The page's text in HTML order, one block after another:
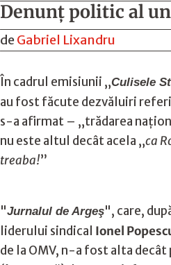
Denunţ politic al
de Gabriel Lixandru
În cadrul emisiunii „Culisele
au fost făcute dezvăluiri
s-a afirmat – „trădarea
nu este altul decât acela „ca
treaba!”
"Jurnalul de Argeş", care,
liderului sindical Ionel
de la OMV, n-a fost alta